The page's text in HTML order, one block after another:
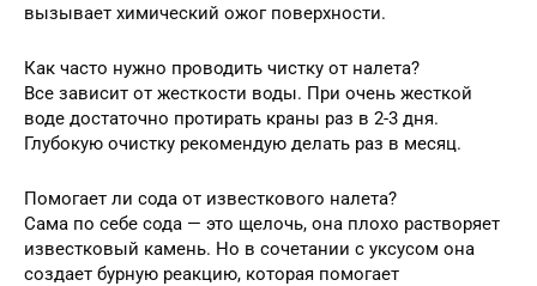
вызывает химический ожог поверхности.
Как часто нужно проводить чистку от налета?
Все зависит от жесткости воды. При очень жесткой
воде достаточно протирать краны раз в 2-3 дня.
Глубокую очистку рекомендую делать раз в месяц.
Помогает ли сода от известкового налета?
Сама по себе сода — это щелочь, она плохо растворяет
известковый камень. Но в сочетании с уксусом она
создает бурную реакцию, которая помогает